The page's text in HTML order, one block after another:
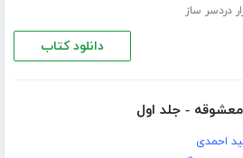
دردسر ساز
دانلود کتاب
معشوقه - جلد اول
احمدی